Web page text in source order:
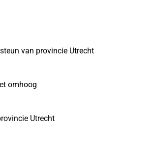
van provincie Utrecht
omhoog
Utrecht